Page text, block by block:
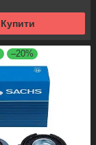
Купити
–20%